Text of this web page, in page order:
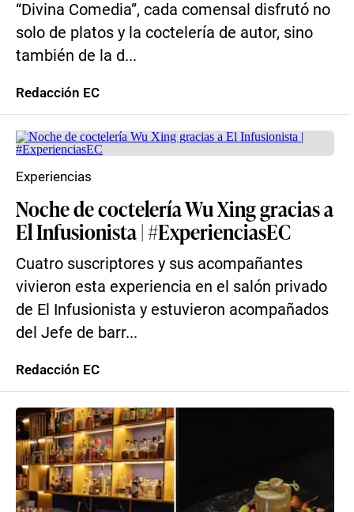
“Divina Comedia”, cada comensal disfrutó no
solo de platos y la coctelería de autor, sino
también de la d...
Redacción EC
Noche de coctelería Wu Xing gracias a
El Infusionista | #ExperienciasEC
Cuatro suscriptores y sus acompañantes
vivieron esta experiencia en el salón privado
de El Infusionista y estuvieron acompañados
del Jefe de barr...
Experiencias
Redacción EC